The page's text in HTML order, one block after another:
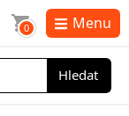
Hledat
0 Menu